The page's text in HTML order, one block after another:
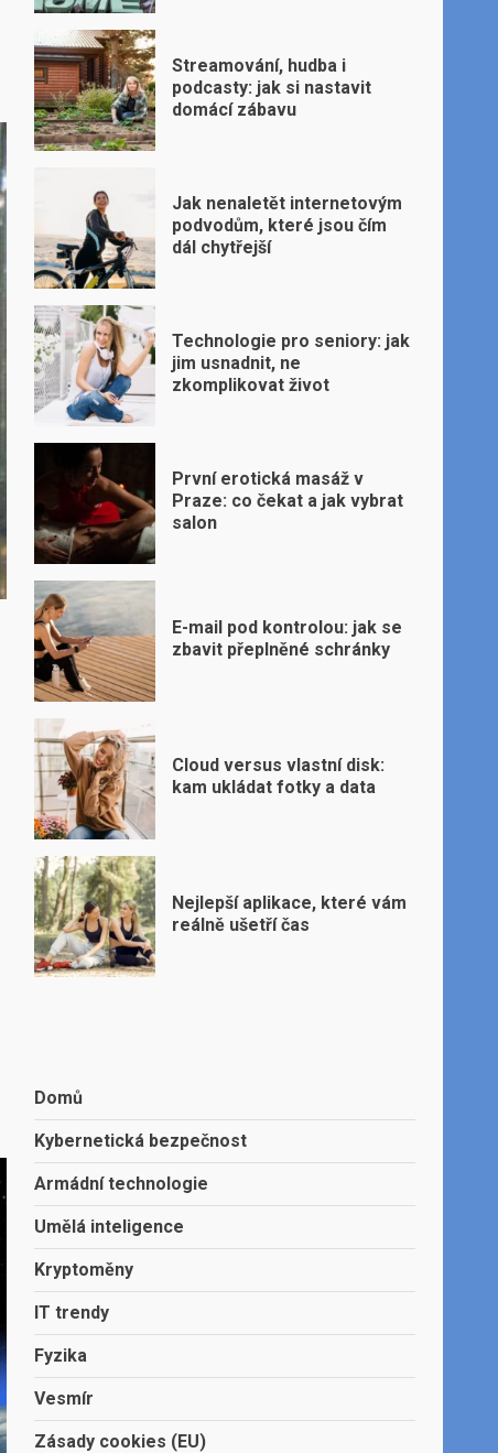
Streamování, hudba i
podcasty: jak si nastavit
domácí zábavu
Jak nenaletět internetovým
podvodům, které jsou čím
dál chytřejší
Technologie pro seniory: jak
jim usnadnit, ne
zkomplikovat život
První erotická masáž v
Praze: co čekat a jak vybrat
salon
E-mail pod kontrolou: jak se
zbavit přeplněné schránky
Cloud versus vlastní disk:
kam ukládat fotky a data
Nejlepší aplikace, které vám
reálně ušetří čas
Domů
Kybernetická bezpečnost
Armádní technologie
Umělá inteligence
Kryptoměny
IT trendy
Fyzika
Vesmír
Zásady cookies (EU)